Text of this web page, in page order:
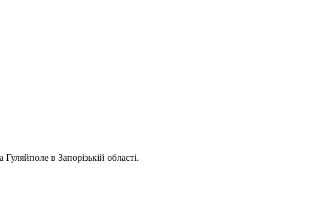
в Запорізькій області.